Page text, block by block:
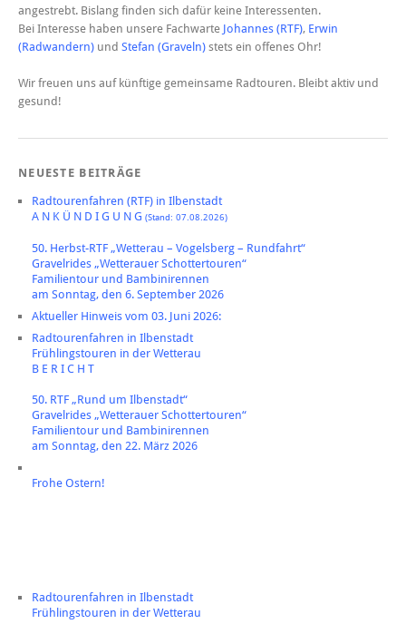
angestrebt. Bislang finden sich dafür keine Interessenten.
Bei Interesse haben unsere Fachwarte Johannes (RTF), Erwin
(Radwandern) und Stefan (Graveln) stets ein offenes Ohr!
Wir freuen uns auf künftige gemeinsame Radtouren. Bleibt aktiv und
gesund!
NEUESTE BEITRÄGE
Radtourenfahren (RTF) in Ilbenstadt
A N K Ü N D I G U N G (Stand: 07.08.2026)
50. Herbst-RTF „Wetterau – Vogelsberg – Rundfahrt“
Gravelrides „Wetterauer Schottertouren“
Familientour und Bambinirennen
am Sonntag, den 6. September 2026
Aktueller Hinweis vom 03. Juni 2026:
Radtourenfahren in Ilbenstadt
Frühlingstouren in der Wetterau
B E R I C H T
50. RTF „Rund um Ilbenstadt“
Gravelrides „Wetterauer Schottertouren“
Familientour und Bambinirennen
am Sonntag, den 22. März 2026
Frohe Ostern!
Radtourenfahren in Ilbenstadt
Frühlingstouren in der Wetterau